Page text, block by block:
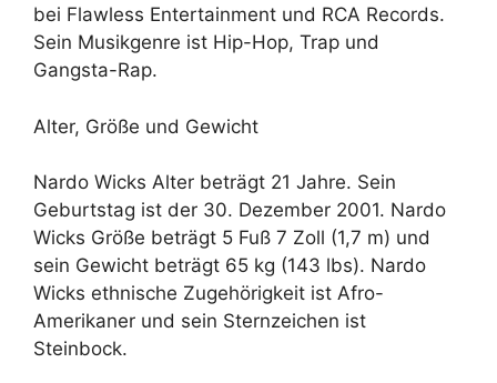
bei Flawless Entertainment und RCA Records.
Sein Musikgenre ist Hip-Hop, Trap und
Gangsta-Rap.
Alter, Größe und Gewicht
Nardo Wicks Alter beträgt 21 Jahre. Sein
Geburtstag ist der 30. Dezember 2001. Nardo
Wicks Größe beträgt 5 Fuß 7 Zoll (1,7 m) und
sein Gewicht beträgt 65 kg (143 lbs). Nardo
Wicks ethnische Zugehörigkeit ist Afro-
Amerikaner und sein Sternzeichen ist
Steinbock.